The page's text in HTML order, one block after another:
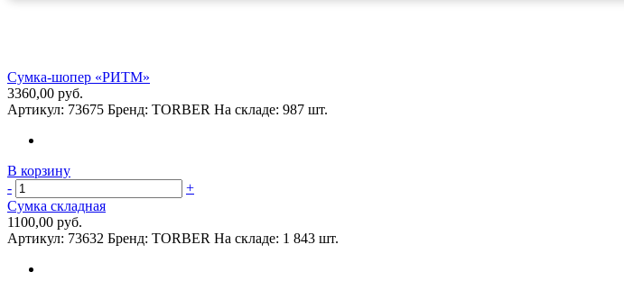
Сумка-шопер «РИТМ»
3360,00 руб.
Артикул: 73675 Бренд: TORBER На складе: 987 шт.
В корзину
-
+
Сумка складная
1100,00 руб.
Артикул: 73632 Бренд: TORBER На складе: 1 843 шт.